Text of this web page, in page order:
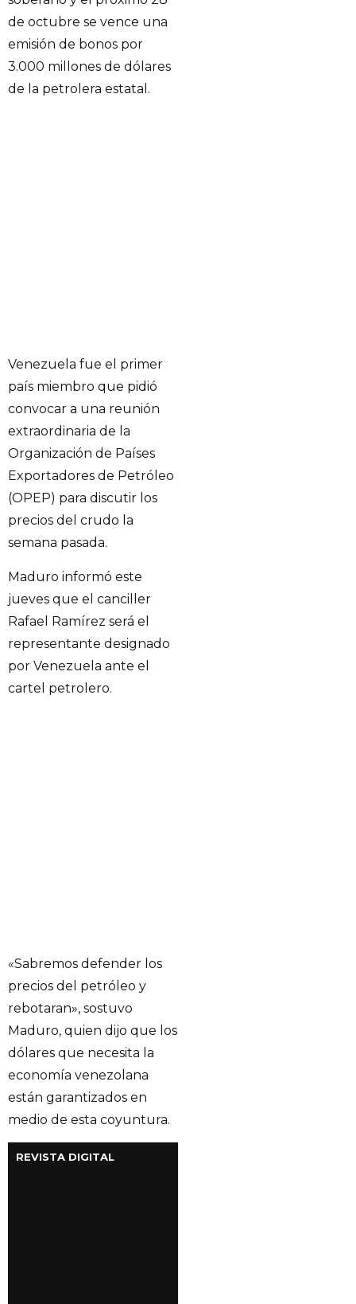
de octubre se vence una
emisión de bonos por
3.000 millones de dólares
de la petrolera estatal.
Venezuela fue el primer
país miembro que pidió
convocar a una reunión
extraordinaria de la
Organización de Países
Exportadores de Petróleo
(OPEP) para discutir los
precios del crudo la
semana pasada.
Maduro informó este
jueves que el canciller
Rafael Ramírez será el
representante designado
por Venezuela ante el
cartel petrolero.
«Sabremos defender los
precios del petróleo y
rebotaran», sostuvo
Maduro, quien dijo que los
dólares que necesita la
economía venezolana
están garantizados en
medio de esta coyuntura.
REVISTA DIGITAL